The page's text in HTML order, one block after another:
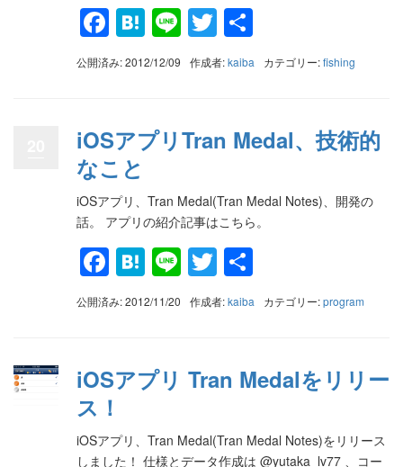
Facebook
Hatena
LineTwitter
有
公開済み: 2012/12/09 作成者:kaiba カテゴリー:fishing
iOSアプリTran Medal、技術的
なこと
iOSアプリ、Tran Medal(Tran Medal Notes)、開発の
話。 アプリの紹介記事はこちら。
Facebook
Hatena
LineTwitter
有
公開済み: 2012/11/20 作成者:kaiba カテゴリー:program
iOSアプリ Tran Medalをリリー
ス！
iOSアプリ、Tran Medal(Tran Medal Notes)をリリース
しました！ 仕様とデータ作成は @yutaka_lv77 、コー